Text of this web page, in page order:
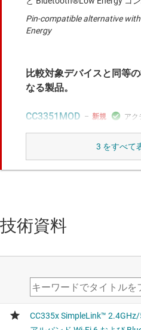
Pin-compatible alternative
Energy
比較対象デバイスと同等
なる製品。
新規
CC3351MOD
SimpleLink™ デュアル バンド
と Bluetooth®Low Energy コ
SimpleLinkTM デュアルバンド
ンパニオン モジュール
Certified modules with 5GHz
技術資料